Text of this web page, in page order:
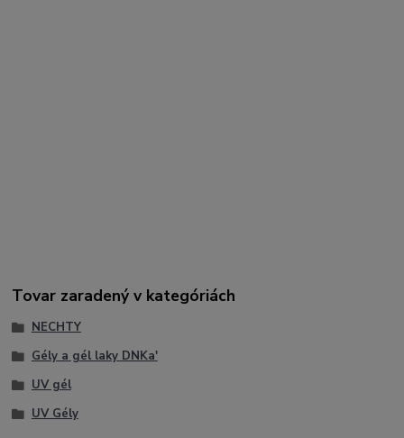
Tovar zaradený v kategóriách
NECHTY
Gély a gél laky DNKa'
UV gél
UV Gély